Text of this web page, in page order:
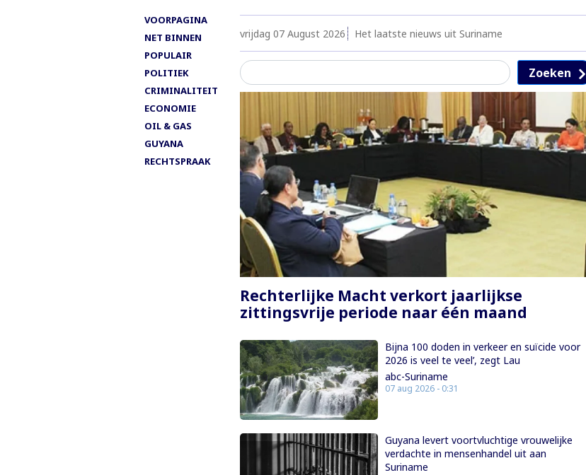
VOORPAGINA
NET BINNEN
POPULAIR
POLITIEK
CRIMINALITEIT
ECONOMIE
OIL & GAS
GUYANA
RECHTSPRAAK
vrijdag 07 August 2026 Het laatste nieuws uit Suriname
Zoeken
Rechterlijke Macht verkort jaarlijkse
zittingsvrije periode naar één maand
Bijna 100 doden in verkeer en suïcide voor
2026 is veel te veel’, zegt Lau
abc-Suriname
07 aug 2026 - 0:31
Guyana levert voortvluchtige vrouwelijke
verdachte in mensenhandel uit aan
Suriname